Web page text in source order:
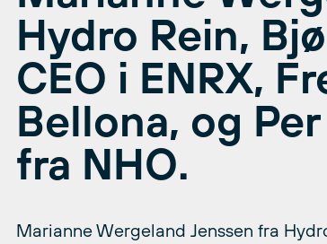
Hydro Rein,
CEO i ENRX,
Bellona, og
fra NHO.
Marianne Wergeland Jenssen fra